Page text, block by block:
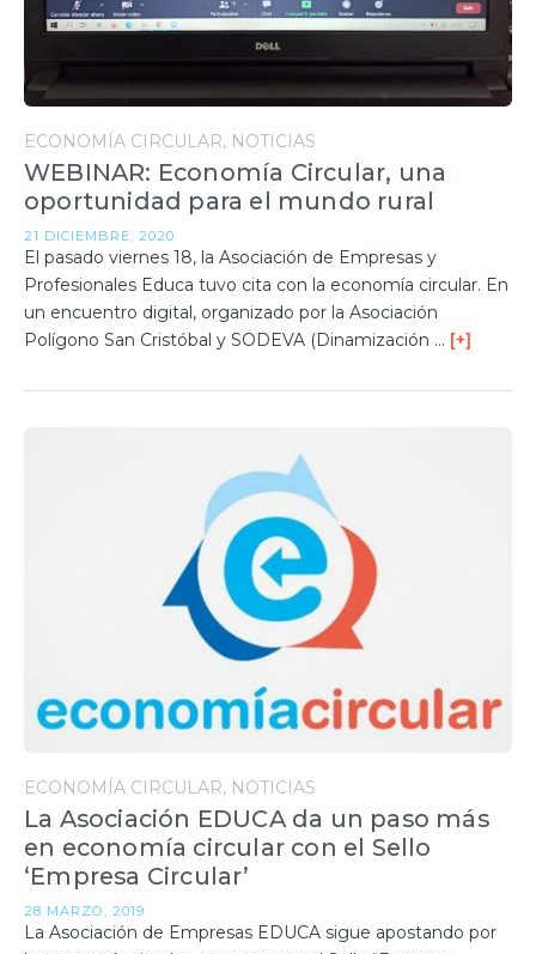
ECONOMÍA CIRCULAR NOTICIAS
WEBINAR: Economía Circular, una
oportunidad para el mundo rural
21 DICIEMBRE, 2020
El pasado viernes 18, la Asociación de Empresas y
Profesionales Educa tuvo cita con la economía circular. En
un encuentro digital, organizado por la Asociación
Polígono San Cristóbal y SODEVA (Dinamización … [+]
ECONOMÍA CIRCULAR NOTICIAS
La Asociación EDUCA da un paso más
en economía circular con el Sello
‘Empresa Circular’
28 MARZO, 2019
La Asociación de Empresas EDUCA sigue apostando por